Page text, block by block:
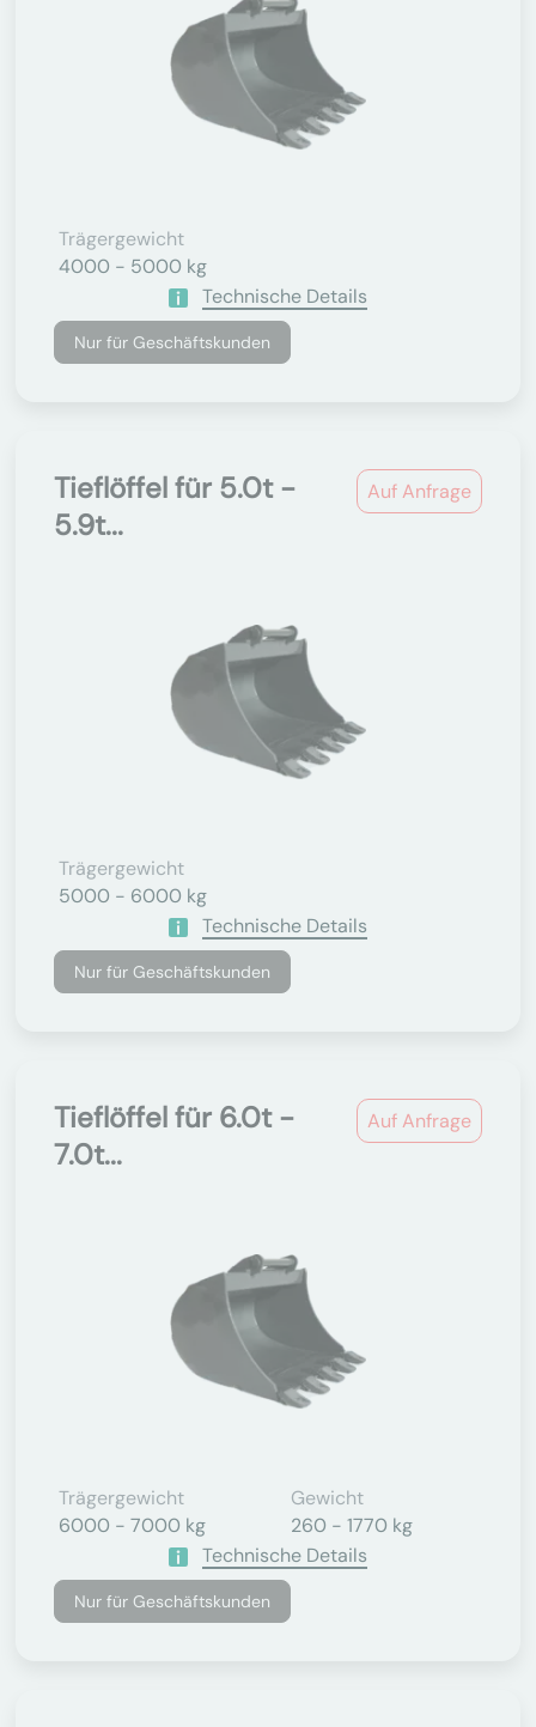
Trägergewicht
4000 - 5000 kg
Technische Details
Nur für Geschäftskunden
Auf Anfrage
Tieflöffel für 5.0t -
5.9t...
Trägergewicht
5000 - 6000 kg
Technische Details
Nur für Geschäftskunden
Auf Anfrage
Tieflöffel für 6.0t -
7.0t...
Trägergewicht
6000 - 7000 kg
Gewicht
260 - 1770 kg
Technische Details
Nur für Geschäftskunden